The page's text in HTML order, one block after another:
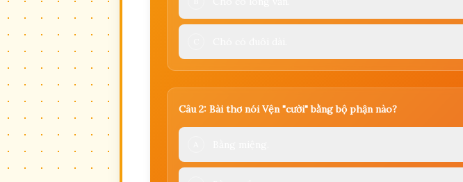
Câu 2: Bài thơ nói Vện "cười" bằng bộ phận nào?